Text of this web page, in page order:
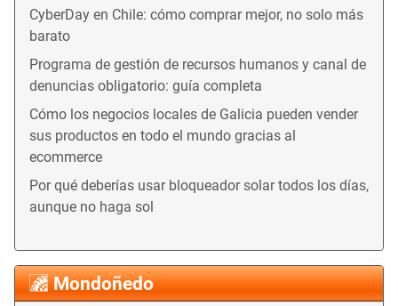
Mondoñedo
CyberDay en Chile: cómo comprar mejor, no solo más
barato
Programa de gestión de recursos humanos y canal de
denuncias obligatorio: guía completa
Cómo los negocios locales de Galicia pueden vender
sus productos en todo el mundo gracias al
ecommerce
Por qué deberías usar bloqueador solar todos los días,
aunque no haga sol